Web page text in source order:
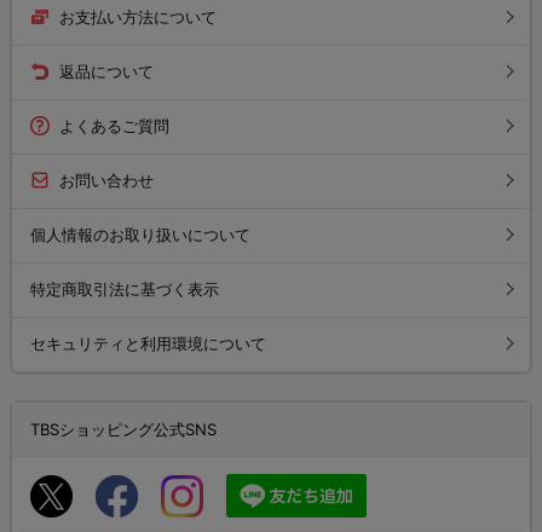
お支払い方法について
返品について
よくあるご質問
お問い合わせ
個人情報のお取り扱いについて
特定商取引法に基づく表示
セキュリティと利用環境について
TBSショッピング公式SNS